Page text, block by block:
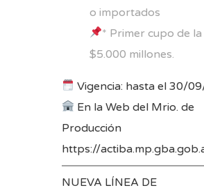
o importados
* Primer cupo de la
$5.000 millones.
Vigencia: hasta el 30/
En la Web del Mrio. de
Producción
https://
NUEVA LÍNEA DE